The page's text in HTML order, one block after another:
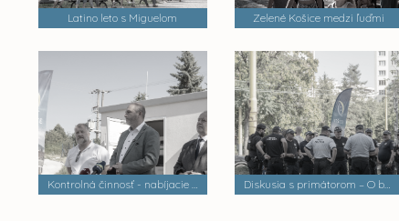
Latino leto s Miguelom Zelené Košice medzi ľuďmi
Kontrolná činnosť - nabíjacie stanice elektrobusov Diskusia s primátorom – O bezpečnosti a verejnom poriadku